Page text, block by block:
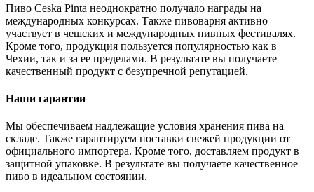
Пиво Ceska Pinta неоднократно получало награды на
международных конкурсах. Также пивоварня активно
участвует в чешских и международных пивных фестивалях.
Кроме того, продукция пользуется популярностью как в
Чехии, так и за ее пределами. В результате вы получаете
качественный продукт с безупречной репутацией.
Наши гарантии
Мы обеспечиваем надлежащие условия хранения пива на
складе. Также гарантируем поставки свежей продукции от
официального импортера. Кроме того, доставляем продукт в
защитной упаковке. В результате вы получаете качественное
пиво в идеальном состоянии.